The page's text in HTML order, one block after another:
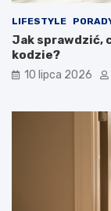
LIFESTYLE
Jak sprawdzić,
kodzie?
10 lipca 2026